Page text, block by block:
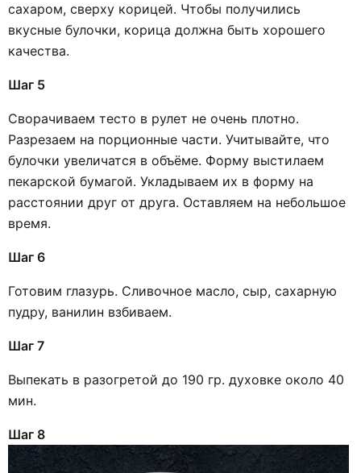
сахаром, сверху корицей. Чтобы получились
вкусные булочки, корица должна быть хорошего
качества.
Шаг 5
Сворачиваем тесто в рулет не очень плотно.
Разрезаем на порционные части. Учитывайте, что
булочки увеличатся в объёме. Форму выстилаем
пекарской бумагой. Укладываем их в форму на
расстоянии друг от друга. Оставляем на небольшое
время.
Шаг 6
Готовим глазурь. Сливочное масло, сыр, сахарную
пудру, ванилин взбиваем.
Шаг 7
Выпекать в разогретой до 190 гр. духовке около 40
мин.
Шаг 8